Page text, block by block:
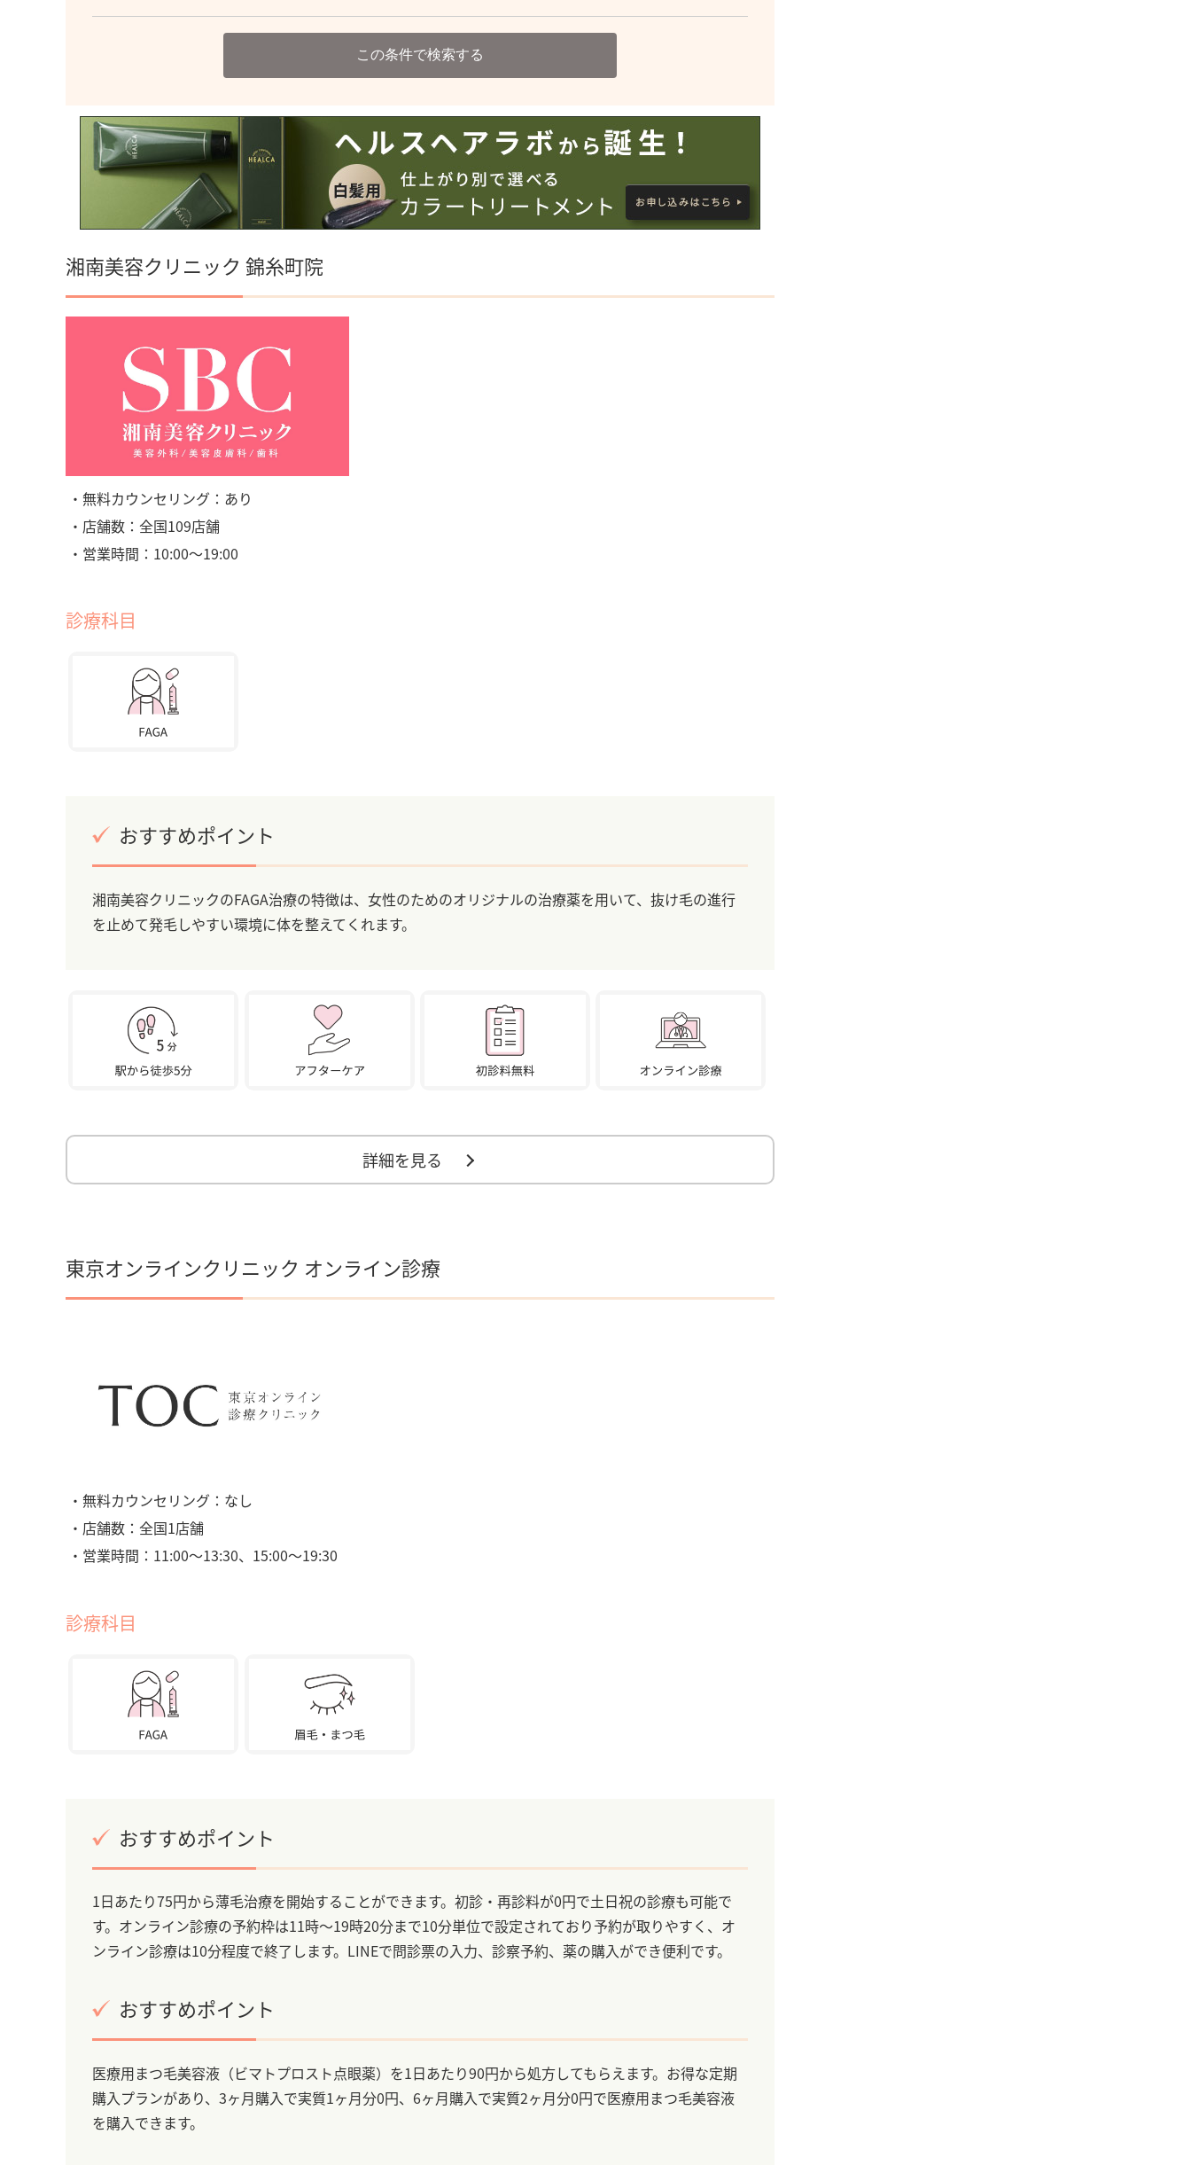
この条件で検索する
湘南美容クリニック 錦糸町院
・無料カウンセリング：あり
・店舗数：全国109店舗
・営業時間：10:00〜19:00
診療科目
おすすめポイント
湘南美容クリニックのFAGA治療の特徴は、女性のためのオリジナルの治療薬を用いて、抜け毛の進行
を止めて発毛しやすい環境に体を整えてくれます。
詳細を見る
東京オンラインクリニック オンライン診療
・無料カウンセリング：なし
・店舗数：全国1店舗
・営業時間：11:00〜13:30、15:00〜19:30
診療科目
おすすめポイント
1日あたり75円から薄毛治療を開始することができます。初診・再診料が0円で土日祝の診療も可能で
す。オンライン診療の予約枠は11時～19時20分まで10分単位で設定されており予約が取りやすく、オ
ンライン診療は10分程度で終了します。LINEで問診票の入力、診察予約、薬の購入ができ便利です。
おすすめポイント
医療用まつ毛美容液（ビマトプロスト点眼薬）を1日あたり90円から処方してもらえます。お得な定期
購入プランがあり、3ヶ月購入で実質1ヶ月分0円、6ヶ月購入で実質2ヶ月分0円で医療用まつ毛美容液
を購入できます。